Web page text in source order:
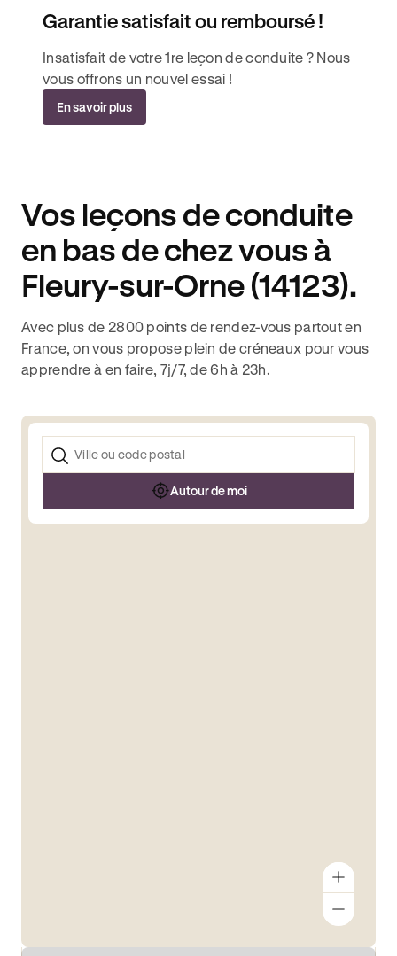
Garantie satisfait ou remboursé !
Insatisfait de votre 1re leçon de conduite ? Nous
vous offrons un nouvel essai !
En savoir plus
Vos leçons de conduite
en bas de chez vous à
Fleury-sur-Orne (14123).
Avec plus de 2800 points de rendez-vous partout en
France, on vous propose plein de créneaux pour vous
apprendre à en faire, 7j/7, de 6h à 23h.
Autour de moi